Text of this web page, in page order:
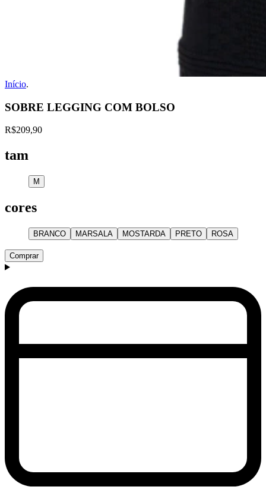
Início.
SOBRE LEGGING COM BOLSO
R$209,90
tam
M
cores
BRANCO MARSALA MOSTARDA PRETO ROSA
Comprar